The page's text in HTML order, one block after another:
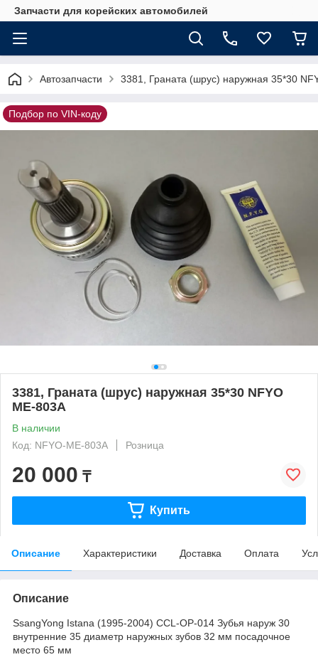
Запчасти для корейских автомобилей
Автозапчасти 3381, Граната (шрус) наружная 35*30
Подбор по VIN-коду
3381, Граната (шрус) наружная 35*30 NFYO
ME-803A
В наличии
Код: NFYO-ME-803A
Розница
20 000 ₸
Купить
Описание Характеристики Доставка Оплата
Описание
SsangYong Istana (1995-2004) CCL-ОР-014 Зубья наруж 30
внутренние 35 диаметр наружных зубов 32 мм посадочное
место 65 мм